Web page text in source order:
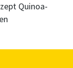
Quinoa-